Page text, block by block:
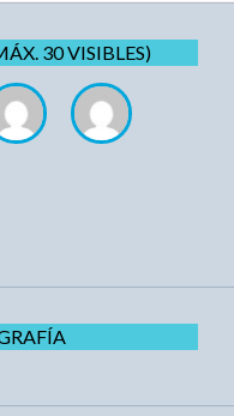
30 VISIBLES)